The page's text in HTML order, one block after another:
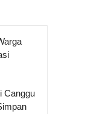
Canggu